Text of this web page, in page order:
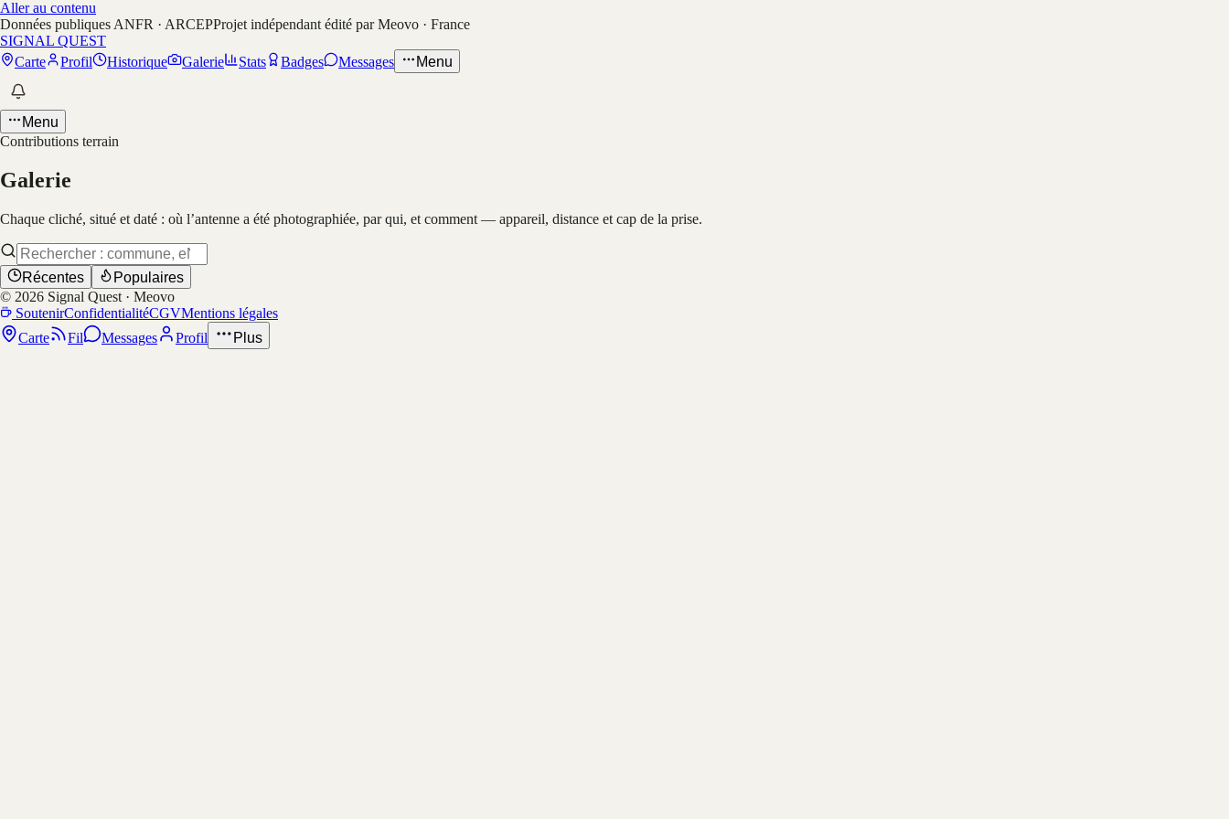
Aller au contenu
Données publiques ANFR · ARCEPProjet indépendant édité par Meovo · France
SIGNAL QUEST
Carte
Profil Historique Galerie Stats Badges Messages Menu
Menu
Contributions terrain
Galerie
Chaque cliché, situé et daté : où l’antenne a été photographiée, par qui, et comment — appareil, distance et cap de la prise.
Récentes
Populaires
© 2026 Signal Quest · Meovo
SoutenirConfidentialitéCGVMentions légales
Carte
Fil Messages Profil Plus